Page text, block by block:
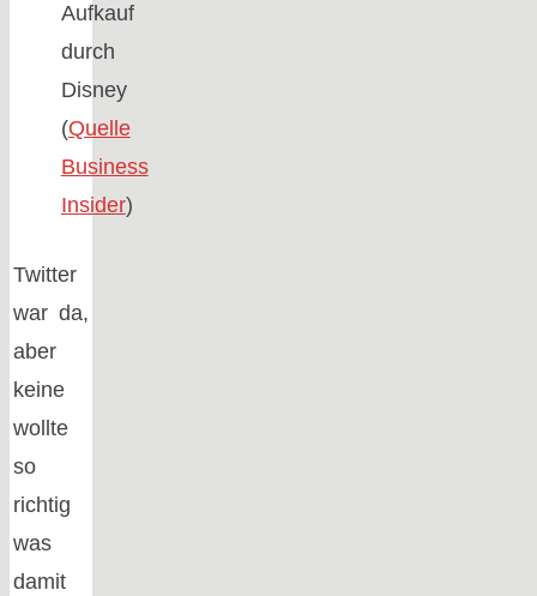
Aufkauf
durch
Disney
(Quelle
Business
Insider)
Twitter
war da,
aber
keine
wollte
so
richtig
was
damit